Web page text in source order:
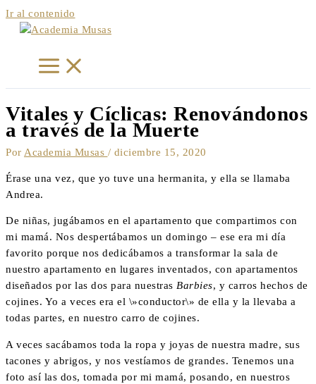
Ir al contenido
Vitales y Cíclicas: Renovándonos
a través de la Muerte
Por Academia Musas / diciembre 15, 2020
Érase una vez, que yo tuve una hermanita, y ella se llamaba
Andrea.
De niñas, jugábamos en el apartamento que compartimos con
mi mamá. Nos despertábamos un domingo – ese era mi día
favorito porque nos dedicábamos a transformar la sala de
nuestro apartamento en lugares inventados, con apartamentos
diseñados por las dos para nuestras Barbies, y carros hechos de
cojines. Yo a veces era el \»conductor\» de ella y la llevaba a
todas partes, en nuestro carro de cojines.
A veces sacábamos toda la ropa y joyas de nuestra madre, sus
tacones y abrigos, y nos vestíamos de grandes. Tenemos una
foto así las dos, tomada por mi mamá, posando, en nuestros